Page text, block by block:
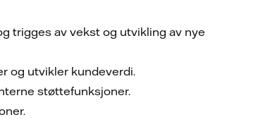
trigges av vekst og utvikling av nye
og utvikler kundeverdi.
støttefunksjoner.